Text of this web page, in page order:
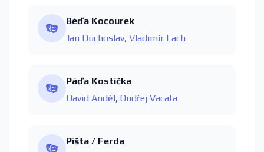
Béďa Kocourek
Jan Duchoslav, Vladimír Lach
Páďa Kostička
David Anděl, Ondřej Vacata
Pišta / Ferda